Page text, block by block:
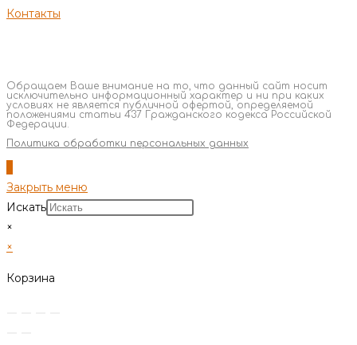
Контакты
Обращаем Ваше внимание на то, что данный сайт носит
исключительно информационный характер и ни при каких
условиях не является публичной офертой, определяемой
положениями статьи 437 Гражданского кодекса Российской
Федерации.
Политика обработки персональных данных
Закрыть меню
Искать
×
×
Корзина